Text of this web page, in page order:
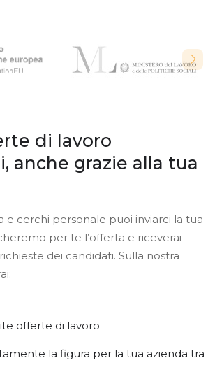
di lavoro
anche grazie alla tua
e cerchi personale puoi inviarci la tua
per te l’offerta e riceverai
dei candidati. Sulla nostra
offerte di lavoro
la figura per la tua azienda tra